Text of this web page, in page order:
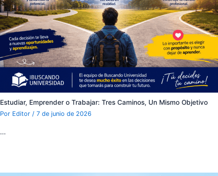
Estudiar, Emprender o Trabajar: Tres Caminos, Un Mismo Objetivo
Por Editor / 7 de junio de 2026
…